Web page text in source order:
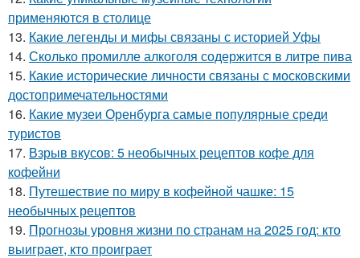
применяются в столице
13. Какие легенды и мифы связаны с историей Уфы
14. Сколько промилле алкоголя содержится в литре пива
15. Какие исторические личности связаны с московскими
достопримечательностями
16. Какие музеи Оренбурга самые популярные среди
туристов
17. Взрыв вкусов: 5 необычных рецептов кофе для
кофейни
18. Путешествие по миру в кофейной чашке: 15
необычных рецептов
19. Прогнозы уровня жизни по странам на 2025 год: кто
выиграет, кто проиграет